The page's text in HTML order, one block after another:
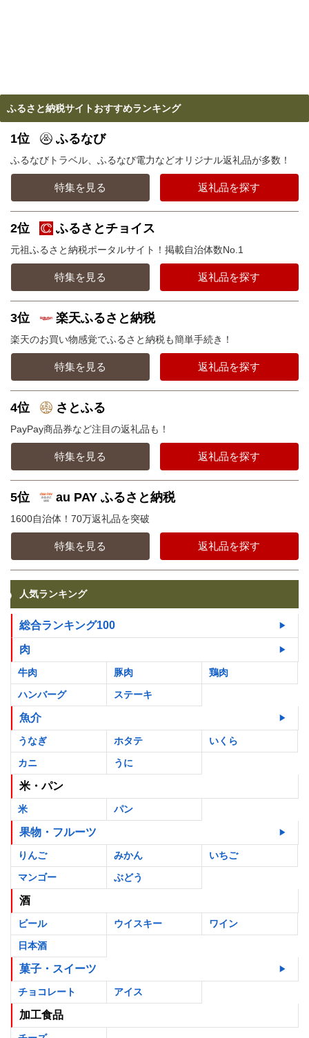
ふるさと納税サイトおすすめランキング
1位 ふるなび
ふるなびトラベル、ふるなび電力などオリジナル返礼品が多数！
特集を見る 返礼品を探す
2位 ふるさとチョイス
元祖ふるさと納税ポータルサイト！掲載自治体数No.1
特集を見る 返礼品を探す
3位 楽天ふるさと納税
楽天のお買い物感覚でふるさと納税も簡単手続き！
特集を見る 返礼品を探す
4位 さとふる
PayPay商品券など注目の返礼品も！
特集を見る 返礼品を探す
5位 au PAY ふるさと納税
1600自治体！70万返礼品を突破
特集を見る 返礼品を探す
人気ランキング
総合ランキング100
肉
牛肉 豚肉
鶏肉
ハンバーグ
ステーキ
魚介
うなぎ ホタテ
いくら
カニ
うに
米・パン
米 パン
果物・フルーツ
りんご みかん
いちご
マンゴー
ぶどう
酒
ビール ウイスキー
ワイン
日本酒
菓子・スイーツ
チョコレート アイス
加工食品